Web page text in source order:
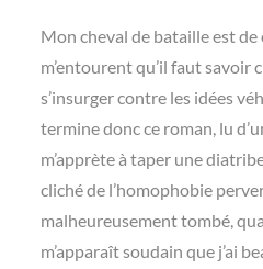
Mon cheval de bataille est de
m’entourent qu’il faut savoir
s’insurger contre les idées
termine donc ce roman, lu
m’apprète à taper une
cliché de l’homophobie
malheureusement tombé,
m’apparaît soudain que j’ai